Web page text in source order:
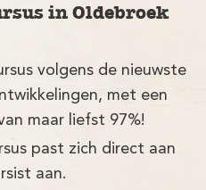
in Oldebroek
volgens de nieuwste
met een
maar liefst 97%!
past zich direct aan
aan.